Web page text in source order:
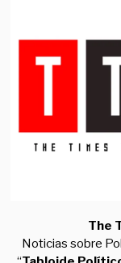
The
Noticias sobre